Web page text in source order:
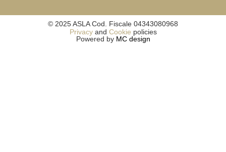
© 2025 ASLA Cod. Fiscale 04343080968
Privacyand Cookie policies
Powered by MC design